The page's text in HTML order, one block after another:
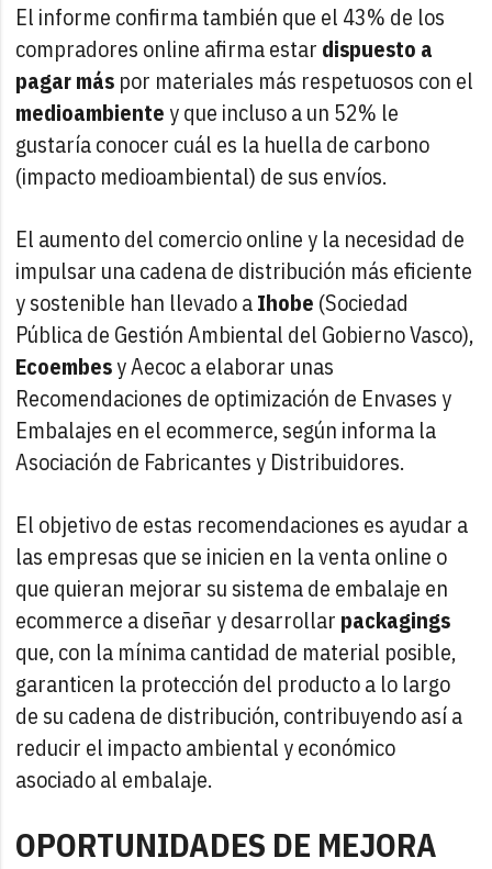
El informe confirma también que el 43% de los
compradores online afirma estar dispuesto a
pagar más por materiales más respetuosos con el
medioambientey que incluso a un 52% le
gustaría conocer cuál es la huella de carbono
(impacto medioambiental) de sus envíos.
El aumento del comercio online y la necesidad de
impulsar una cadena de distribución más eficiente
y sostenible han llevado aIhobe (Sociedad
Pública de Gestión Ambiental del Gobierno Vasco),
Ecoembesy Aecoc a elaborar unas
Recomendaciones de optimización de Envases y
Embalajes en el ecommerce, según informa la
Asociación de Fabricantes y Distribuidores.
El objetivo de estas recomendaciones es ayudar a
las empresas que se inicien en la venta online o
que quieran mejorar su sistema de embalaje en
ecommerce a diseñar y desarrollar packagings
que, con la mínima cantidad de material posible,
garanticen la protección del producto a lo largo
de su cadena de distribución, contribuyendo así a
reducir el impacto ambiental y económico
asociado al embalaje.
OPORTUNIDADES DE MEJORA